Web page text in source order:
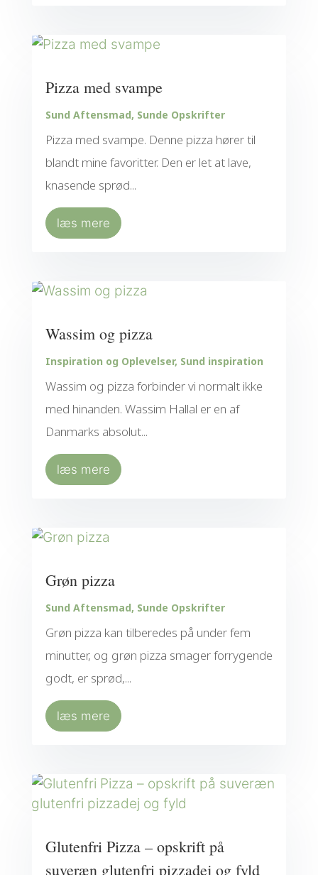
Pizza med svampe
Sund Aftensmad, Sunde Opskrifter
Pizza med svampe. Denne pizza hører til
blandt mine favoritter. Den er let at lave,
knasende sprød...
læs mere
Wassim og pizza
Inspiration og Oplevelser, Sund inspiration
Wassim og pizza forbinder vi normalt ikke
med hinanden. Wassim Hallal er en af
Danmarks absolut...
læs mere
Grøn pizza
Sund Aftensmad, Sunde Opskrifter
Grøn pizza kan tilberedes på under fem
minutter, og grøn pizza smager forrygende
godt, er sprød,...
læs mere
Glutenfri Pizza – opskrift på
suveræn glutenfri pizzadej og fyld